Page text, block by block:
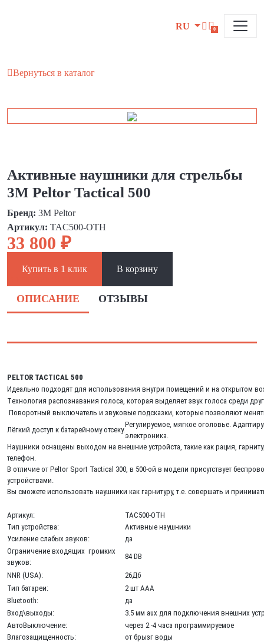
RU 0
Вернуться в каталог
Активные наушники для стрельбы
3M Peltor Tactical 500
Бренд: 3M Peltor
Артикул: TAC500-OTH
33 800 ₽
Купить в 1 клик
В корзину
ОПИСАНИЕ ОТЗЫВЫ
PELTOR TACTICAL 500
Идеально подходят для использования внутри помещений и на открытом
Tехнология распознавания голоса, которая выделяет звук голоса среди
Поворотный выключатель и звуковые подсказки, которые позволяют
Лёгкий доступ к батарейному отсеку.
Регулируемое, мягкое оголовье.
электроника.
Hаушники оснащены выходом на внешние устройста, такие как рация,
телефон.
В отличие от Peltor Sport Tactical 300, в 500-ой в модели присутствует
устройствами.
Вы сможете использовать наушники как гарнитуру, т.е. совершать и
Артикул:
TAC500-OTH
Тип устройства:
Активные наушники
Усиление слабых звуков:
да
Ограничение входящих громких
звуков:
84 DB
NNR (USA):
26Дб
Тип батареи:
2 шт ААА
Bluetooth:
да
Вход\выходы:
3.5 мм aux для подключения внешних
АвтоВыключение:
через 2 -4 часа программируемое
Влагозащищенность:
от брызг воды